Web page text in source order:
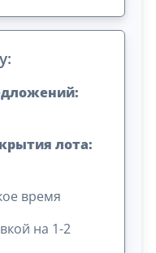
лота:
время
на 1-2